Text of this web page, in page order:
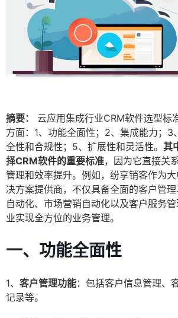
摘要：
云应用集成行业CRM软件选型标
方面：1、功能全面性；2、集成能力；3
全性和合规性；5、扩展性和灵活性。 其
择CRM软件的重要标准，因为它直接关
管理和效率提升。例如，纷享销客作为
决方案提供商，不仅具备全面的客户管
自动化、市场营销自动化以及客户服务
业实现全方位的业务管理。
一、功能全面性
1、 客户管理功能：包括客户信息管理、
记录等。